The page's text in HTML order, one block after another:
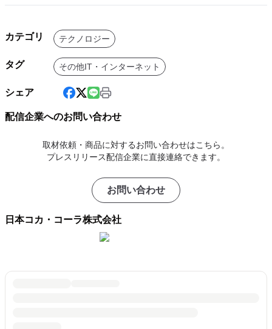
カテゴリ テクノロジー
タグ その他IT・インターネット
シェア
配信企業へのお問い合わせ
取材依頼・商品に対するお問い合わせはこちら。
プレスリリース配信企業に直接連絡できます。
お問い合わせ
日本コカ・コーラ株式会社